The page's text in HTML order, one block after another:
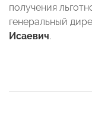
получения
генеральный
Исаевич.